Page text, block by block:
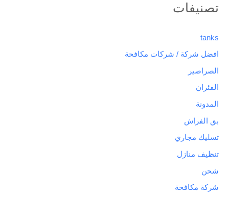
تصنيفات
tanks
افضل شركة / شركات مكافحة
الصراصير
الفئران
المدونة
بق الفراش
تسليك مجاري
تنظيف منازل
شحن
شركة مكافحة